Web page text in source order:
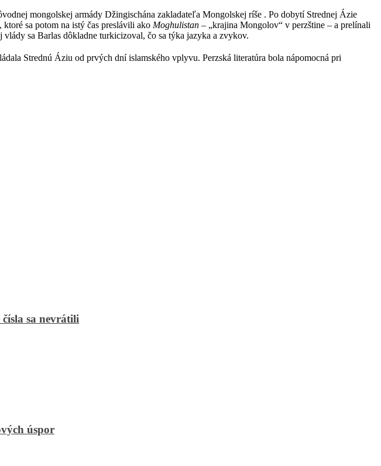
mongolskej armády Džingischána zakladateľa Mongolskej ríše . Po dobytí Strednej Ázie
sa potom na istý čas preslávili ako Moghulistan – „krajina Mongolov“ v perzštine – a prelínali
sa Barlas dôkladne turkicizoval, čo sa týka jazyka a zvykov.
Strednú Áziu od prvých dní islamského vplyvu. Perzská literatúra bola nápomocná pri
sa nevrátili
úspor